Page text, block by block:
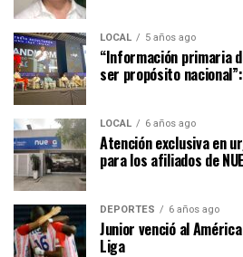
LOCAL 5 años ago
“Información primaria
ser propósito
LOCAL 6 años ago
Atención exclusiva en
para los afiliados de
DEPORTES 6 años ago
Junior venció al
Liga